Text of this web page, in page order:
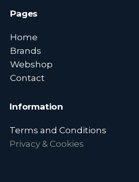
Pages
Home
Brands
Webshop
Contact
Information
Terms and Conditions
Privacy & Cookies